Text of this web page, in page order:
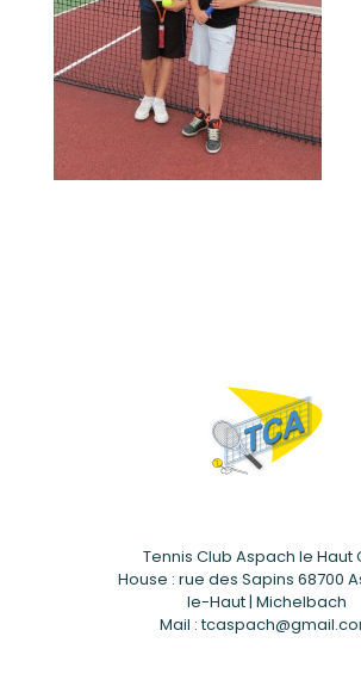
Tennis Club Aspach le Haut
House : rue des Sapins 68700
le-Haut | Michelbach
Mail :